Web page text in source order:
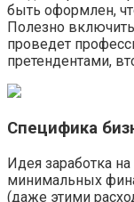
быть оформлен,
Полезно
проведет
претендентами,
Специфика
Идея заработка
минимальных
(даже этими